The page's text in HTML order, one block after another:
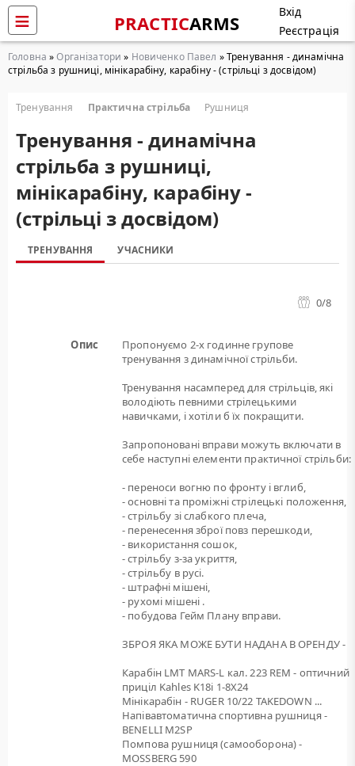
PRACTICARMS
Вхід
Реєстрація
Головна »Організатори » Новиченко Павел » Тренування - динамічна
стрільба з рушниці, мінікарабіну, карабіну - (стрільці з досвідом)
Тренування Практична стрільба Рушниця
Тренування - динамічна
стрільба з рушниці,
мінікарабіну, карабіну -
(стрільці з досвідом)
ТРЕНУВАННЯ УЧАСНИКИ
0/8
Опис
Пропонуємо 2-х годинне групове
тренування з динамічної стрільби.
Тренування насамперед для стрільців, які
володіють певними стрілецькими
навичками, і хотіли б їх покращити.
Запропоновані вправи можуть включати в
себе наступні елементи практичної стрільби:
- переноси вогню по фронту і вглиб,
- основні та проміжні стрілецькі положення,
- стрільбу зі слабкого плеча,
- перенесення зброї повз перешкоди,
- використання сошок,
- стрільбу з-за укриття,
- стрільбу в русі.
- штрафні мішені,
- рухомі мішені .
- побудова Гейм Плану вправи.
ЗБРОЯ ЯКА МОЖЕ БУТИ НАДАНА В ОРЕНДУ -
Карабін LMT MARS-L кал. 223 REM - оптичний
приціл Kahles K18i 1-8X24
Мінікарабін - RUGER 10/22 TAKEDOWN ...
Напівавтоматична спортивна рушниця -
BENELLI M2SP
Помпова рушниця (самооборона) -
MOSSBERG 590